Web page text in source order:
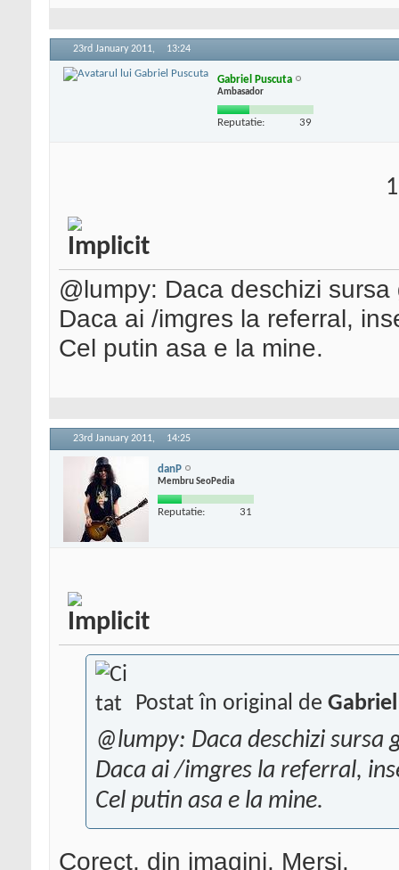
23rd January 2011, 13:24
Gabriel Puscuta
Ambasador
Reputatie: 39
@lumpy: Daca deschizi
Daca ai /imgres la referral,
Cel putin asa e la mine.
23rd January 2011, 14:25
danP
Membru SeoPedia
Reputatie: 31
Postat în original de
@lumpy: Daca deschizi
Daca ai /imgres la referral,
Cel putin asa e la mine.
Corect, din imagini. Mersi.